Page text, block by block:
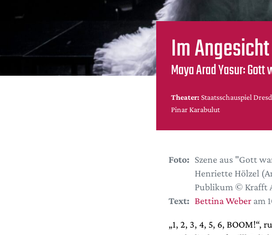
Im
Maya Arad Yasur:
Theater: Staatsschauspiel
Pinar Karabulut
Foto: Szene aus "Gott
Henriette Hölzel
Publikum © Krafft
Text: Bettina Weberam
„1, 2, 3, 4, 5, 6,